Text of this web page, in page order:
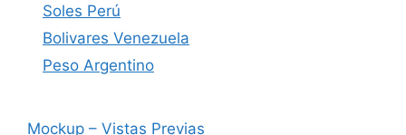
Soles Perú
Bolivares Venezuela
Peso Argentino
Mockup – Vistas Previas